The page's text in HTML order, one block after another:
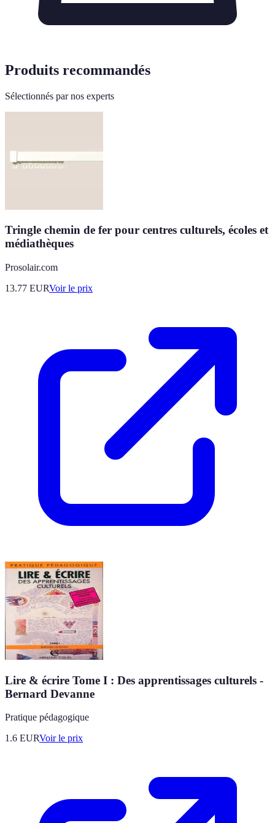
Produits recommandés
Sélectionnés par nos experts
Tringle chemin de fer pour centres culturels, écoles et
médiathèques
Prosolair.com
13.77 EURVoir le prix
Lire & écrire Tome I : Des apprentissages culturels -
Bernard Devanne
Pratique pédagogique
1.6 EURVoir le prix